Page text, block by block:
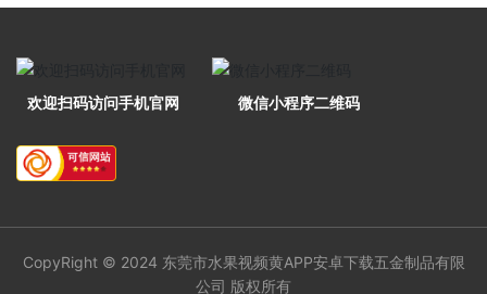
欢迎扫码访问手机官网 微信小程序二维码
CopyRight © 2024 东莞市水果视频黄APP安卓下载五金制品有限
公司 版权所有